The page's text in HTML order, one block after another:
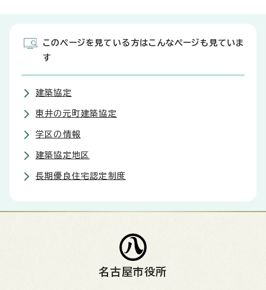
このページを見ている方はこんなページも見ていま
す
建築協定
東井の元町建築協定
学区の情報
建築協定地区
長期優良住宅認定制度
名古屋市役所